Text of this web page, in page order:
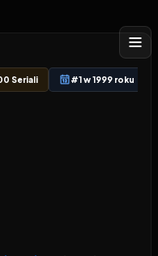
Seriali #1 w 1999 roku